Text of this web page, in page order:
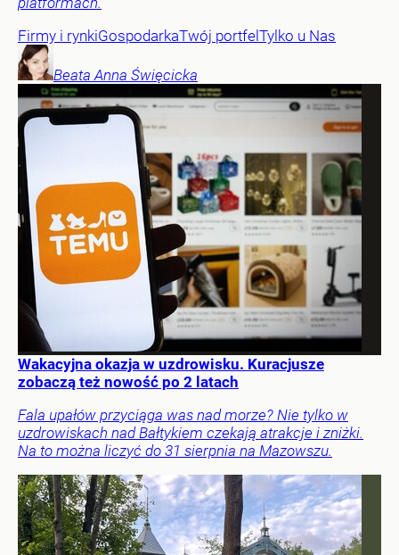
Firmy i rynkiGospodarkaTwój portfelTylko u Nas
Beata Anna Święcicka
Wakacyjna okazja w uzdrowisku. Kuracjusze
zobaczą też nowość po 2 latach
Fala upałów przyciąga was nad morze? Nie tylko w
uzdrowiskach nad Bałtykiem czekają atrakcje i zniżki.
Na to można liczyć do 31 sierpnia na Mazowszu.